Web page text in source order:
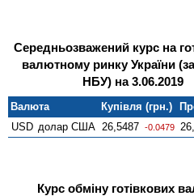
Середньозважений курс на
валютному ринку України
НБУ) на 3.06.2019
Валюта Купівля (грн.)
USD долар США 26,5487 -0.0479
Курс обміну готівкових